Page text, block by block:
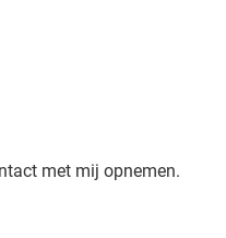
met mij opnemen.